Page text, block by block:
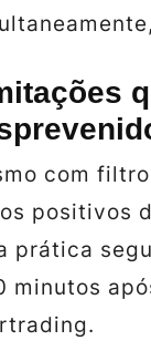
com
positivos
prática
minutos